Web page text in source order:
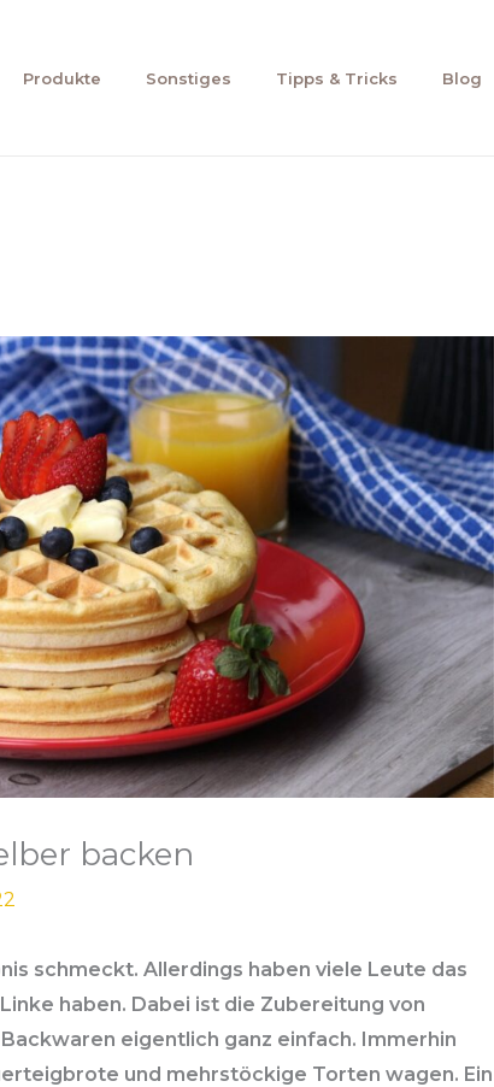
Produkte Sonstiges Tipps & Tricks Blog
backen
schmeckt. Allerdings haben viele Leute das
haben. Dabei ist die Zubereitung von
eigentlich ganz einfach. Immerhin
und mehrstöckige Torten wagen. Ein